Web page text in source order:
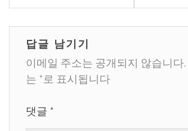
색
답글 남기기
이메일 주소는 공개되지 않습니다.
는 *로 표시됩니다
댓글 *